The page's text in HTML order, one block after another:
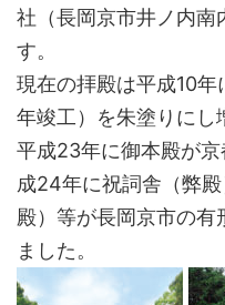
社（長岡京市井ノ内南
す。
現在の拝殿は平成10
年竣工）を朱塗りにし
平成23年に御本殿が
成24年に祝詞舎（弊
殿）等が長岡京市の
ました。